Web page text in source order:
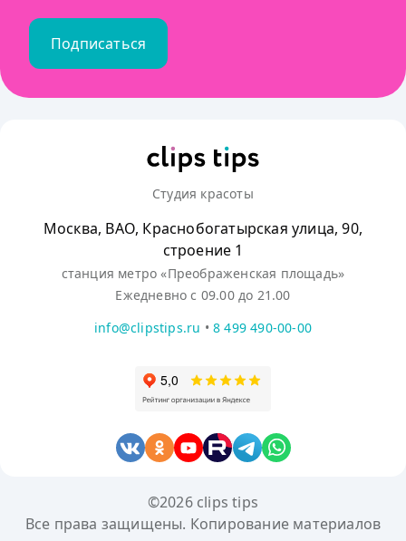
Подписаться
Студия красоты
Москва, ВАО, Краснобогатырская улица, 90,
строение 1
станция метро «Преображенская площадь»
Ежедневно с 09.00 до 21.00
info@clipstips.ru • 8 499 490-00-00
©2026 clips tips
Все права защищены. Копирование материалов